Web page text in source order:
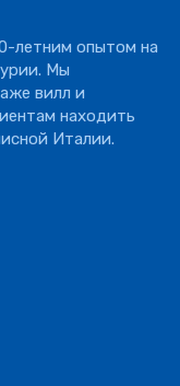
летним опытом на
Мы
вилл и
находить
Италии.